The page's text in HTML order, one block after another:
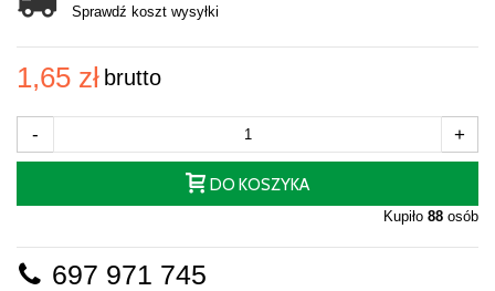
Sprawdź koszt wysyłki
1,65 zł brutto
- +
DO KOSZYKA
Kupiło 88 osób
697 971 745